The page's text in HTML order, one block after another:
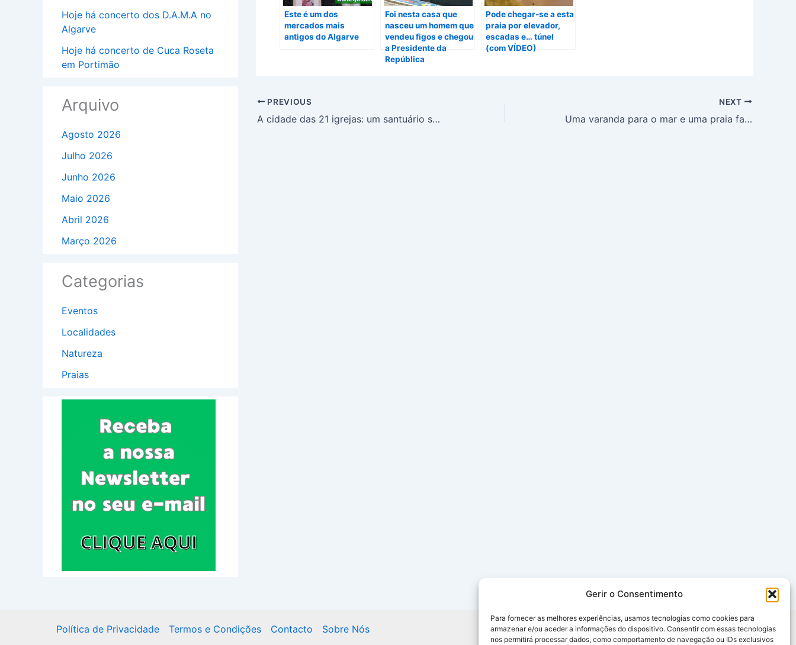
Gerir o Consentimento
Para fornecer as melhores experiências, usamos tecnologias como cookies para
armazenar e/ou aceder a informações do dispositivo. Consentir com essas tecnologias
nos permitirá processar dados, como comportamento de navegação ou IDs exclusivos
Hoje há concerto dos D.A.M.A no
Algarve
Hoje há concerto de Cuca Roseta
em Portimão
Arquivo
Agosto 2026
Julho 2026
Junho 2026
Maio 2026
Abril 2026
Março 2026
Categorias
Eventos
Localidades
Natureza
Praias
Este é um dos
mercados mais
antigos do Algarve
Foi nesta casa que
nasceu um homem que
vendeu figos e chegou
a Presidente da
República
Pode chegar-se a esta
praia por elevador,
escadas e… túnel
(com VÍDEO)
PREVIOUS
A cidade das 21 igrejas: um santuário secreto no coração do Algarve (com VÍDEO)
NEXT
Uma varanda para o mar e uma praia famosa
Política de Privacidade Termos e Condições Contacto Sobre Nós